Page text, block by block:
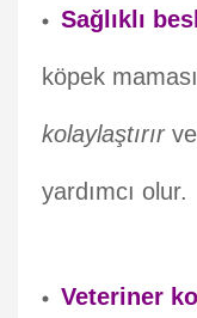
Sağlıklı
köpek
kolaylaştırırve
yardımcı olur.
Veteriner